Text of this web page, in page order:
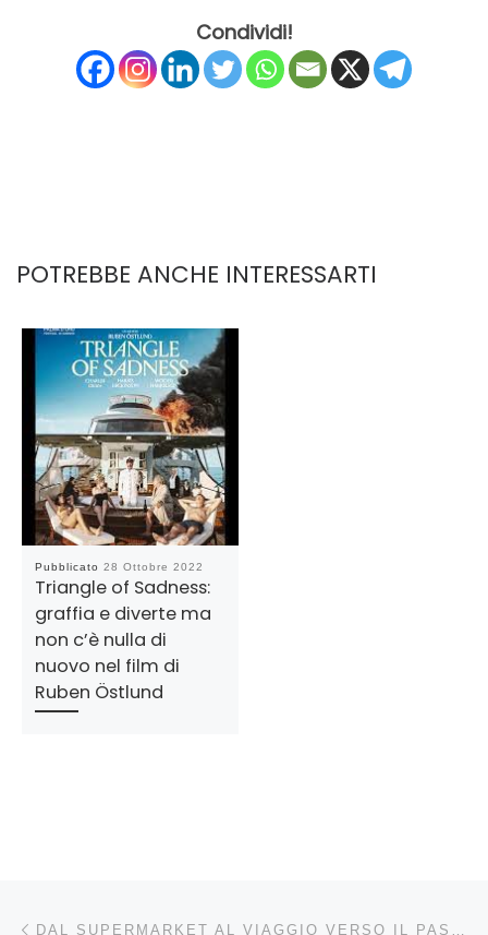
Condividi!
POTREBBE ANCHE INTERESSARTI
Pubblicato 28 Ottobre 2022
Triangle of Sadness:
graffia e diverte ma
non c’è nulla di
nuovo nel film di
Ruben Östlund
Navigazione articoli